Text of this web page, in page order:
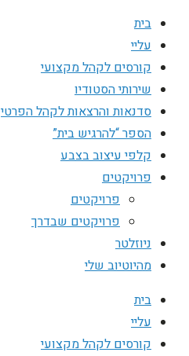
בית
עליי
קורסים לקהל מקצועי
שירותי הסטודיו
סדנאות והרצאות לקהל הפרטי
הספר “להרגיש בית”
קלפי עיצוב בצבע
פרויקטים
פרויקטים
פרויקטים שבדרך
ניוזלטר
מהיוטיוב שלי
בית
עליי
קורסים לקהל מקצועי